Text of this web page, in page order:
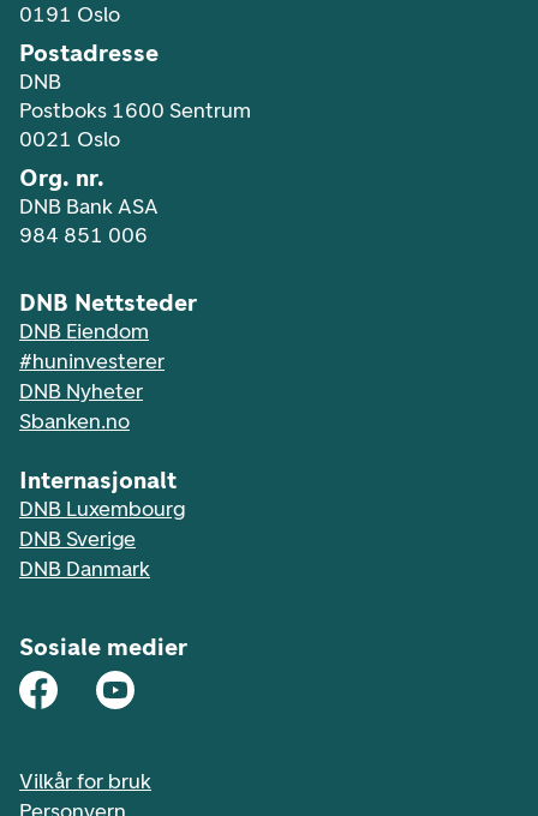
0191 Oslo
Postadresse
DNB
Postboks 1600 Sentrum
0021 Oslo
Org. nr.
DNB Bank ASA
984 851 006
DNB Nettsteder
DNB Eiendom
#huninvesterer
DNB Nyheter
Sbanken.no
Internasjonalt
DNB Luxembourg
DNB Sverige
DNB Danmark
Sosiale medier
Vilkår for bruk